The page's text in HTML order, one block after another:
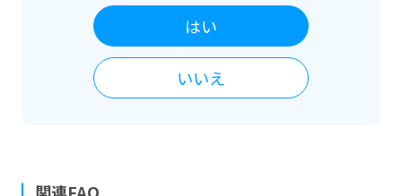
はい
いいえ